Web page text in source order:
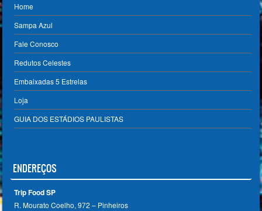
Home
Sampa Azul
Fale Conosco
Redutos Celestes
Embaixadas 5 Estrelas
Loja
GUIA DOS ESTÁDIOS PAULISTAS
ENDEREÇOS
Trip Food SP
R. Mourato Coelho, 972 – Pinheiros